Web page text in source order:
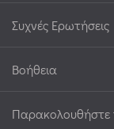
Συχνές Ερωτήσεις
Βοήθεια
Παρακολουθήστε